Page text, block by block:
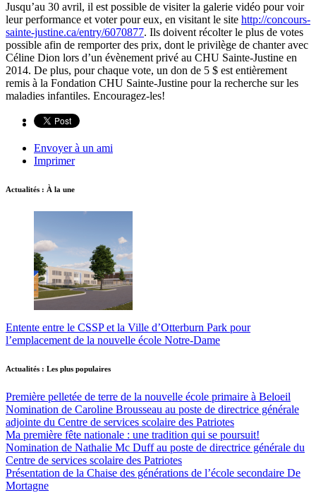
Jusqu’au 30 avril, il est possible de visiter la galerie vidéo pour voir
leur performance et voter pour eux, en visitant le site http://concours-
sainte-justine.ca/entry/6070877. Ils doivent récolter le plus de votes
possible afin de remporter des prix, dont le privilège de chanter avec
Céline Dion lors d’un évènement privé au CHU Sainte-Justine en
2014. De plus, pour chaque vote, un don de 5 $ est entièrement
remis à la Fondation CHU Sainte-Justine pour la recherche sur les
maladies infantiles. Encouragez-les!
Envoyer à un ami
Imprimer
Actualités : À la une
Entente entre le CSSP et la Ville d’Otterburn Park pour
l’emplacement de la nouvelle école Notre-Dame
Actualités : Les plus populaires
Première pelletée de terre de la nouvelle école primaire à Beloeil
Nomination de Caroline Brousseau au poste de directrice générale
adjointe du Centre de services scolaire des Patriotes
Ma première fête nationale : une tradition qui se poursuit!
Nomination de Nathalie Mc Duff au poste de directrice générale du
Centre de services scolaire des Patriotes
Présentation de la Chaise des générations de l’école secondaire De
Mortagne